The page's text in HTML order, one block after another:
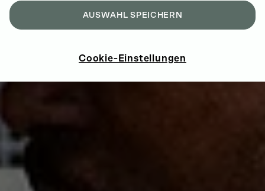
AUSWAHL SPEICHERN
Cookie-Einstellungen